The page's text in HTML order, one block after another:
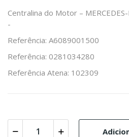
Centralina do Motor –
-
Referência: A6089001500
Referência: 0281034280
Referência Atena: 102309